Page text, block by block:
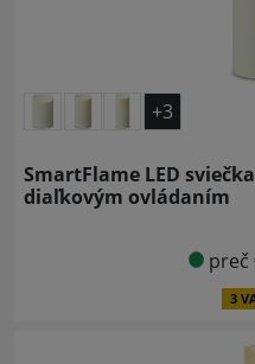
+3
SmartFlame LED
diaľkovým ovládaním
preč
3